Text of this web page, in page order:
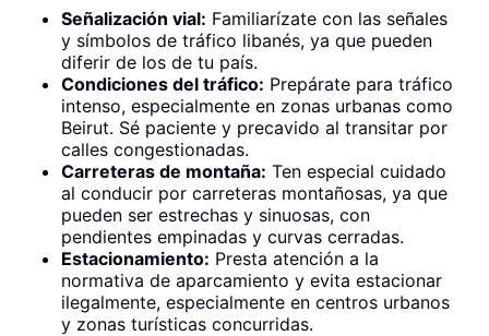
Señalización vial: Familiarízate con las señales
y símbolos de tráfico libanés, ya que pueden
diferir de los de tu país.
Condiciones del tráfico: Prepárate para tráfico
intenso, especialmente en zonas urbanas como
Beirut. Sé paciente y precavido al transitar por
calles congestionadas.
Carreteras de montaña: Ten especial cuidado
al conducir por carreteras montañosas, ya que
pueden ser estrechas y sinuosas, con
pendientes empinadas y curvas cerradas.
Estacionamiento: Presta atención a la
normativa de aparcamiento y evita estacionar
ilegalmente, especialmente en centros urbanos
y zonas turísticas concurridas.